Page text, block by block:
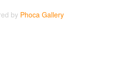
by Phoca Gallery